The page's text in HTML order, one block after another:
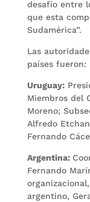
desafío entre
que esta
Sudamérica”.
Las
países fueron:
Uruguay:
Miembros del
Moreno;
Alfredo
Fernando
Argentina:
Fernando
argentino,